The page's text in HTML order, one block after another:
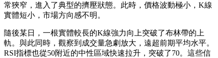
常狹窄，進入了典型的擠壓狀態。此時，價格波動極小，K線
實體短小，市場方向感不明。
隨後某日，一根實體較長的K線強力向上突破了布林帶的上
軌。與此同時，觀察到成交量急劇放大，遠超前期平均水平。
RSI指標也從50附近的中性區域快速拉升，突破了70。這些信